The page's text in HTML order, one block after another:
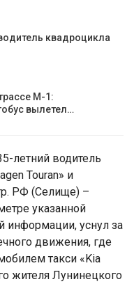
квадроцикла
М-1:
вылетел…
летний водитель
Touran» и
РФ (Селище) –
указанной
информации, уснул за
движения, где
такси «Kia
жителя Лунинецкого